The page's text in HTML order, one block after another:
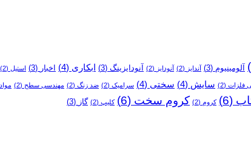
آلومینیوم (3) آندایز (2) آنودایز (2) آنودایزینگ (3) ابکاری (4) اخبار (3) استیل (2)
فلزات (2) سایش (4) سختی (4) سرامیک (2) ضد زنگ (2) مهندسی سطح (2) مواد
(6) کروم (2) کروم سخت (6) کلیپ (2) گاز (3)